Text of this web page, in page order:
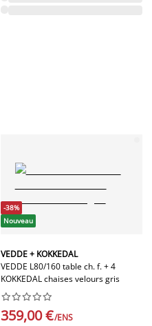
-38%
Nouveau
VEDDE + KOKKEDAL
VEDDE L80/160 table ch. f. + 4
KOKKEDAL chaises velours gris






359,00 €/ENS